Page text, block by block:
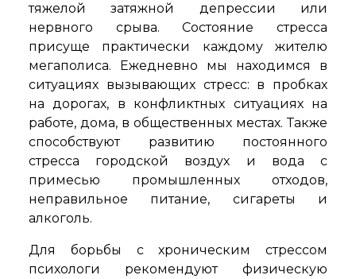
тяжелой затяжной депрессии или
нервного срыва. Состояние стресса
присуще практически каждому жителю
мегаполиса. Ежедневно мы находимся в
ситуациях вызывающих стресс: в пробках
на дорогах, в конфликтных ситуациях на
работе, дома, в общественных местах. Также
способствуют развитию постоянного
стресса городской воздух и вода с
примесью промышленных отходов,
неправильное питание, сигареты и
алкоголь.
Для борьбы с хроническим стрессом
психологи рекомендуют физическую